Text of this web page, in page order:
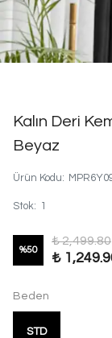
Kalın Deri
Beyaz
Ürün Kodu:
Stok: 1
%50
₺ 2,499.80
₺
Beden
STD